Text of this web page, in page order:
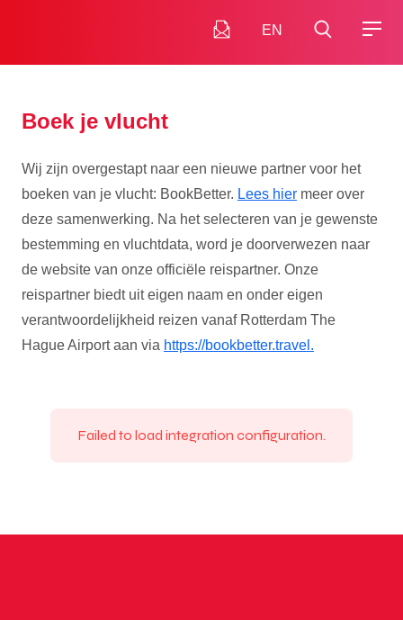
EN
Boek je vlucht
Wij zijn overgestapt naar een nieuwe partner voor het
boeken van je vlucht: BookBetter. Lees hier meer over
deze samenwerking. Na het selecteren van je gewenste
bestemming en vluchtdata, word je doorverwezen naar
de website van onze officiële reispartner. Onze
reispartner biedt uit eigen naam en onder eigen
verantwoordelijkheid reizen vanaf Rotterdam The
Hague Airport aan via https://bookbetter.travel.
Failed to load integration configuration.